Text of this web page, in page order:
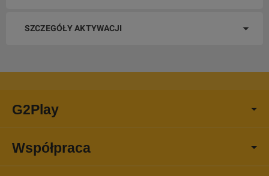
SZCZEGÓŁY AKTYWACJI
G2Play
Współpraca